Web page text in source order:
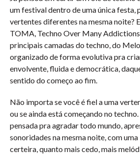
um festival dentro de uma única festa,
vertentes diferentes na mesma noite?
TOMA, Techno Over Many
principais camadas do techno, do
organizado de forma evolutiva pra
envolvente, fluida e democrática,
sentido do começo ao fim.
Não importa se você é fiel a uma
ou se ainda está começando no
pensada pra agradar todo mundo,
sonoridades na mesma noite, com
certeira, quanto mais cedo, mais